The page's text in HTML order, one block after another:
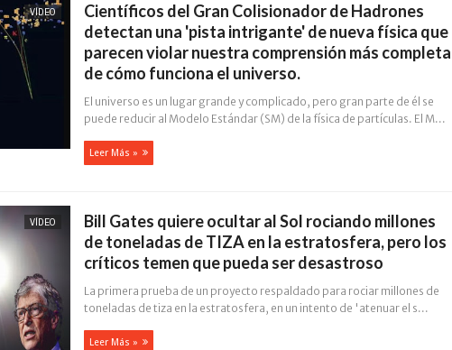
VÍDEO
Científicos del Gran Colisionador de Hadrones
detectan una 'pista intrigante' de nueva física que
parecen violar nuestra comprensión más completa
de cómo funciona el universo.
El universo es un lugar grande y complicado, pero gran parte de él se
puede reducir al Modelo Estándar (SM) de la física de partículas. El M...
Leer Más »
VÍDEO
Bill Gates quiere ocultar al Sol rociando millones
de toneladas de TIZA en la estratosfera, pero los
críticos temen que pueda ser desastroso
La primera prueba de un proyecto respaldado para rociar millones de
toneladas de tiza en la estratosfera, en un intento de 'atenuar el s...
Leer Más »